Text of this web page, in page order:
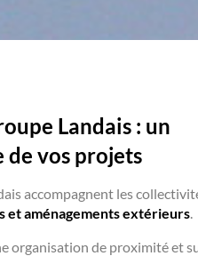
Landais : un
vos projets
accompagnent les
et aménagements extérieurs.
organisation de proximité et